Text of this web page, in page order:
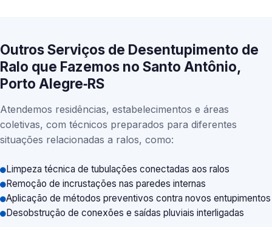
Outros Serviços de Desentupimento de
Ralo que Fazemos no Santo Antônio,
Porto Alegre‑RS
Atendemos residências, estabelecimentos e áreas
coletivas, com técnicos preparados para diferentes
situações relacionadas a ralos, como:
Limpeza técnica de tubulações conectadas aos ralos
Remoção de incrustações nas paredes internas
Aplicação de métodos preventivos contra novos entupimentos
Desobstrução de conexões e saídas pluviais interligadas